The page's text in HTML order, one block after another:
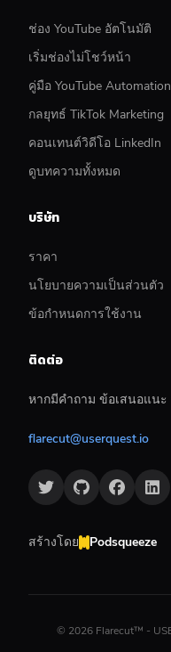
ช่อง YouTube อัตโนมัติ
เริ่มช่องไม่โชว์หน้า
คู่มือ YouTube Automation
กลยุทธ์ TikTok Marketing
คอนเทนต์วิดีโอ LinkedIn
ดูบทความทั้งหมด
บริษัท
ราคา
นโยบายความเป็นส่วนตัว
ข้อกำหนดการใช้งาน
ติดต่อ
หากมีคำถาม ข้อเสนอแนะ
flarecut@userquest.io
สร้างโดย Podsqueeze
© 2026 Flarecut™ -